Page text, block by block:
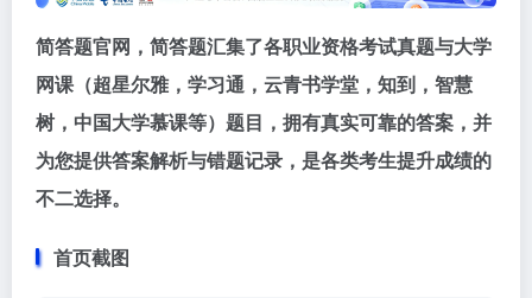
简答题官网，简答题汇集了各职业资格考试真题与大学
网课（超星尔雅，学习通，云青书学堂，知到，智慧
树，中国大学慕课等）题目，拥有真实可靠的答案，并
为您提供答案解析与错题记录，是各类考生提升成绩的
不二选择。
首页截图